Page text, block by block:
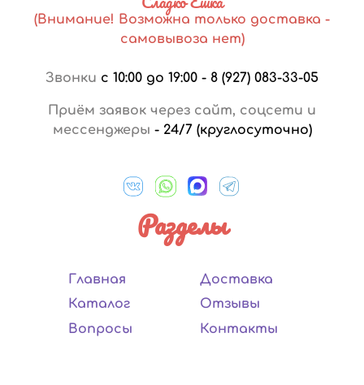
(Внимание! Возможна только доставка -
самовывоза нет)
Звонки с 10:00 до 19:00 - 8 (927) 083-33-05
Приём заявок через сайт, соцсети и
мессенджеры - 24/7 (круглосуточно)
Разделы
Главная
Каталог
Вопросы
Доставка
Отзывы
Контакты